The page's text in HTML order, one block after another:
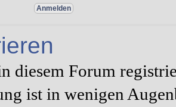
diesem Forum
ist in wenigen